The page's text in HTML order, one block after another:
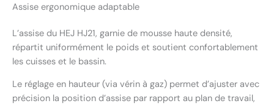
Assise ergonomique adaptable
L’assise du HEJ HJ21, garnie de mousse haute densité,
répartit uniformément le poids et soutient confortablement
les cuisses et le bassin.
Le réglage en hauteur (via vérin à gaz) permet d’ajuster avec
précision la position d’assise par rapport au plan de travail,